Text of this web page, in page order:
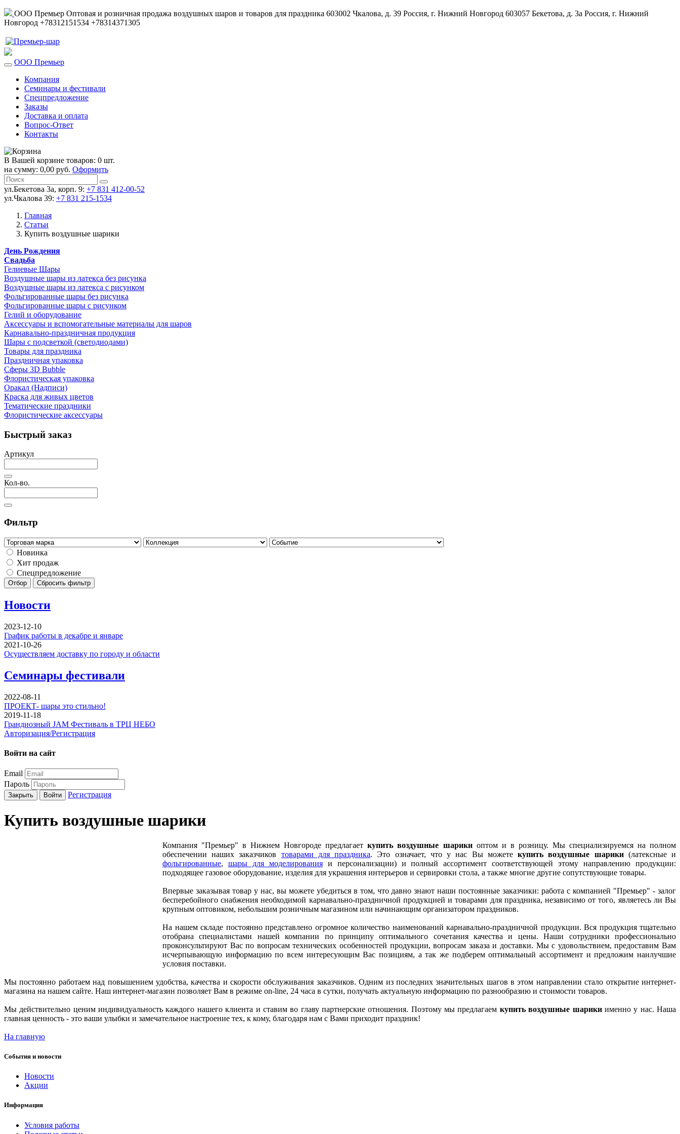
ООО Премьер Оптовая и розничная продажа воздушных шаров и товаров для праздника 603002 Чкалова, д. 39 Россия, г. Нижний Новгород 603057 Бекетова, д. 3а Россия, г. Нижний
Новгород +78312151534 +78314371305
ООО Премьер
Компания
Семинары и фестивали
Спецпредложение
Заказы
Доставка и оплата
Вопрос-Ответ
Контакты
В Вашей корзине товаров: 0 шт.
на сумму: 0,00 руб. Оформить
ул.Бекетова 3а, корп. 9: +7 831 412-00-52
ул.Чкалова 39: +7 831 215-1534
Главная
Статьи
Купить воздушные шарики
День Рождения
Свадьба
Гелиевые Шары
Воздушные шары из латекса без рисунка
Воздушные шары из латекса с рисунком
Фольгированные шары без рисунка
Фольгированные шары с рисунком
Гелий и оборудование
Аксессуары и вспомогательные материалы для шаров
Карнавально-праздничная продукция
Шары с подсветкой (светодиодами)
Товары для праздника
Праздничная упаковка
Сферы 3D Bubble
Флористическая упаковка
Оракал (Надписи)
Краска для живых цветов
Тематические праздники
Флористические аксессуары
Быстрый заказ
Артикул
Кол-во.
Фильтр
Новинка
Хит продаж
Спецпредложение
Отбор Сбросить фильтр
Новости
2023-12-10
График работы в декабре и январе
2021-10-26
Осуществляем доставку по городу и области
Семинары фестивали
2022-08-11
ПРОЕКТ- шары это стильно!
2019-11-18
Грандиозный JAM Фестиваль в ТРЦ НЕБО
Авторизация/Регистрация
Войти на сайт
Email
Пароль
Закрыть Войти Регистрация
Купить воздушные шарики
Компания "Премьер" в Нижнем Новгороде предлагаеткупить воздушные шарикиоптом и в розницу. Мы специализируемся на полном
обеспечении наших заказчиков товарами для праздника. Это означает, что у нас Вы можетекупить воздушные шарики(латексные и
фольгированные, шары для моделированияи персонализации) и полный ассортимент соответствующей этому направлению продукции:
подходящее газовое оборудование, изделия для украшения интерьеров и сервировки стола, а также многие другие сопутствующие товары.
Впервые заказывая товар у нас, вы можете убедиться в том, что давно знают наши постоянные заказчики: работа с компанией "Премьер" - залог
бесперебойного снабжения необходимой карнавально-праздничной продукцией и товарами для праздника, независимо от того, являетесь ли Вы
крупным оптовиком, небольшим розничным магазином или начинающим организатором праздников.
На нашем складе постоянно представлено огромное количество наименований карнавально-праздничной продукции. Вся продукция тщательно
отобрана специалистами нашей компании по принципу оптимального сочетания качества и цены. Наши сотрудники профессионально
проконсультируют Вас по вопросам технических особенностей продукции, вопросам заказа и доставки. Мы с удовольствием, предоставим Вам
исчерпывающую информацию по всем интересующим Вас позициям, а так же подберем оптимальный ассортимент и предложим наилучшие
условия поставки.
Мы постоянно работаем над повышением удобства, качества и скорости обслуживания заказчиков. Одним из последних значительных шагов в этом направлении стало открытие интернет-
магазина на нашем сайте. Наш интернет-магазин позволяет Вам в режиме on-line, 24 часа в сутки, получать актуальную информацию по разнообразию и стоимости товаров.
Мы действительно ценим индивидуальность каждого нашего клиента и ставим во главу партнерские отношения. Поэтому мы предлагаем купить воздушные шарикиименно у нас. Наша
главная ценность - это ваши улыбки и замечательное настроение тех, к кому, благодаря нам с Вами приходит праздник!
На главную
События и новости
Новости
Акции
Информация
Условия работы